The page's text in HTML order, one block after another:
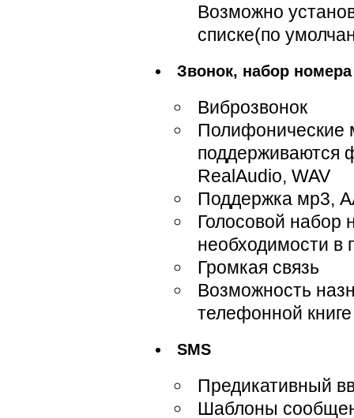
Возможно
списке(по
Звонок, набор номера
Виброзвонок
Полифонические
поддерживаются
RealAudio, WAV
Поддержка мр3,
Голосовой набор
необходимости в
Громкая связь
Возможность
телефонной книге
SMS
Предикативный
Шаблоны